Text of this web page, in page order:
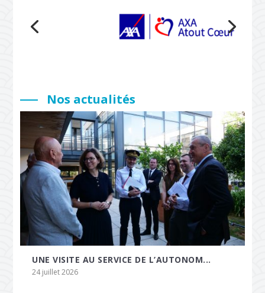
Nos actualités
UNE VISITE AU SERVICE DE L’AUTONOM...
24 juillet 2026